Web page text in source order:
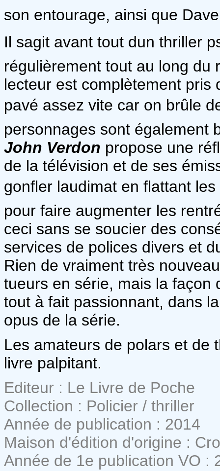
son entourage, ainsi que
Il sagit avant tout dun
régulièrement tout au long du
lecteur est complètement pris
pavé assez vite car on brûle
personnages sont également
John Verdon propose une
de la télévision et de ses
gonfler laudimat en flattant
pour faire augmenter les
ceci sans se soucier des
services de polices divers et
Rien de vraiment très
tueurs en série, mais la façon
tout à fait passionnant, dans
opus de la série.
Les amateurs de polars et de
livre palpitant.
Editeur : Le Livre de Poche
Collection : Policier / thriller
Année de publication : 2014
Maison d'édition d'origine :
Année de 1e publication VO :